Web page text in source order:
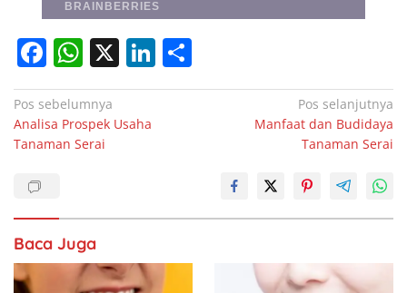
F
a
c
e
o
k
W
h
at
s
p
X Li
n h
Navigasi
pos
Pos sebelumnya
Analisa Prospek Usaha
Tanaman Serai
Pos selanjutnya
Manfaat dan Budidaya
Tanaman Serai
Baca Juga